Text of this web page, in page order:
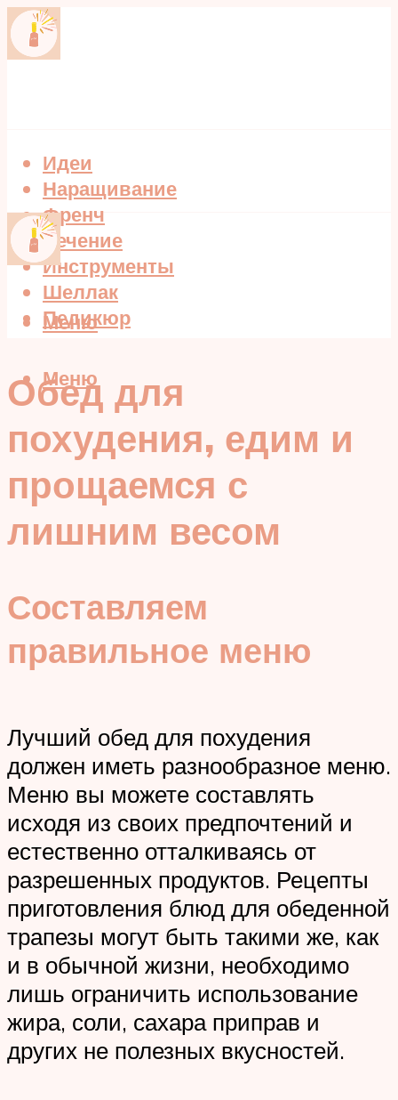
Идеи
Наращивание
Френч
Лечение
Инструменты
Шеллак
Педикюр
Меню
Меню
Обед для
похудения, едим и
прощаемся с
лишним весом
Составляем
правильное меню
Лучший обед для похудения
должен иметь разнообразное меню.
Меню вы можете составлять
исходя из своих предпочтений и
естественно отталкиваясь от
разрешенных продуктов. Рецепты
приготовления блюд для обеденной
трапезы могут быть такими же, как
и в обычной жизни, необходимо
лишь ограничить использование
жира, соли, сахара приправ и
других не полезных вкусностей.